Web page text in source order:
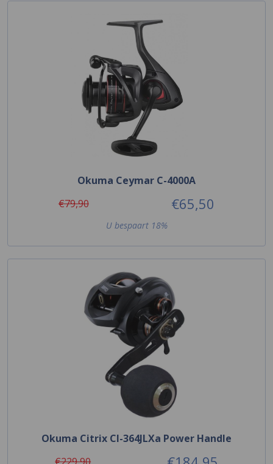
Okuma Ceymar C-4000A
€79,90
€65,50
U bespaart 18%
Okuma Citrix CI-364JLXa Power Handle